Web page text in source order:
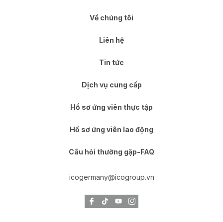
Về chúng tôi
Liên hệ
Tin tức
Dịch vụ cung cấp
Hồ sơ ứng viên thực tập
Hồ sơ ứng viên lao động
Câu hỏi thường gặp-FAQ
icogermany@icogroup.vn